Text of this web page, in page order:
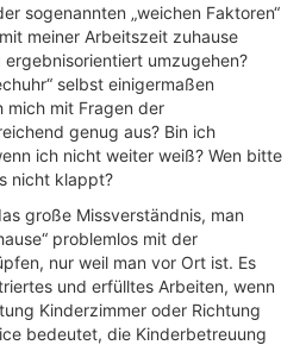
sogenannten „weichen Faktoren“
meiner Arbeitszeit zuhause
umzugehen?
selbst einigermaßen
mich mit Fragen der
genug aus? Bin ich
ich nicht weiter weiß? Wen bitte
nicht klappt?
große Missverständnis, man
problemlos mit der
nur weil man vor Ort ist. Es
und erfülltes Arbeiten, wenn
Kinderzimmer oder Richtung
bedeutet, die Kinderbetreuung